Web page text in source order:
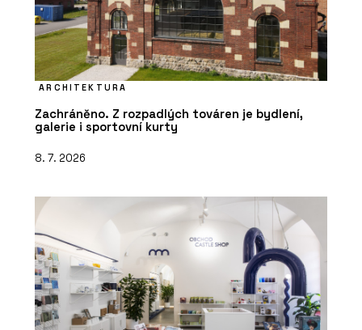
ARCHITEKTURA
Zachráněno. Z rozpadlých továren je bydlení,
galerie i sportovní kurty
8. 7. 2026